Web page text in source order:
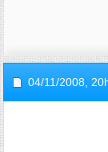
04/11/2008,